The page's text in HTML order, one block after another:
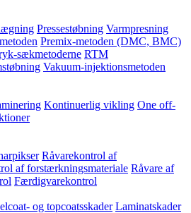
Pressestøbning Varmpresning
Premix-metoden (DMC, BMC)
sækmetoderne RTM
Vakuum-injektionsmetoden
Kontinuerlig vikling One off-
Råvarekontrol af
af forstærkningsmateriale Råvare af
Færdigvarekontrol
og topcoatsskader Laminatskader